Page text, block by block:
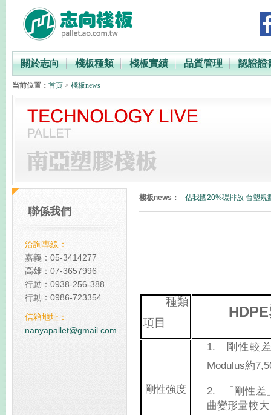
關於志向 棧板種類 棧板實績 品質管理 認證證
当前位置： 首页 > 棧板news
聯係我們
洽詢專線：
嘉義：05-3414277
高雄：07-3657996
行動：0938-256-388
行動：0986-723354
信箱地址：
nanyapallet@gmail.com
棧板news： 佔我國20%碳排放 台塑規
碳中和塑膠棧板
種類
項目
HDPE
剛性強度
1.
剛性較
Modulus約
2.
「剛性
曲變形量較